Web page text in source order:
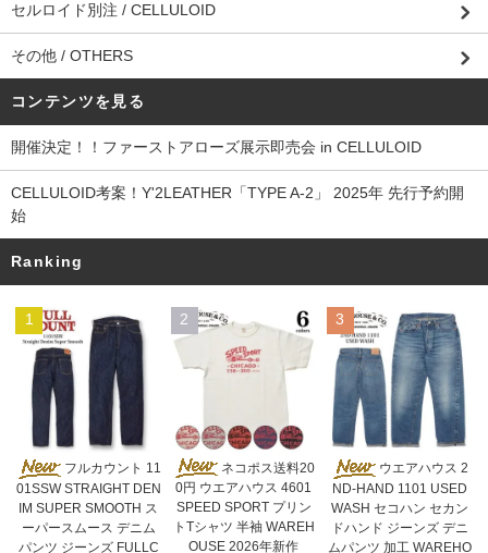
セルロイド別注 / CELLULOID
その他 / OTHERS
コンテンツを見る
開催決定！！ファーストアローズ展示即売会 in CELLULOID
CELLULOID考案！Y'2LEATHER「TYPE A-2」 2025年 先行予約開
始
Ranking
1
フルカウント 11
01SSW STRAIGHT DEN
IM SUPER SMOOTH ス
ーパースムース デニム
パンツ ジーンズ FULLC
2
ネコポス送料20
0円 ウエアハウス 4601
SPEED SPORT プリン
トTシャツ 半袖 WAREH
OUSE 2026年新作
3
ウエアハウス 2
ND-HAND 1101 USED
WASH セコハン セカン
ドハンド ジーンズ デニ
ムパンツ 加工 WAREHO